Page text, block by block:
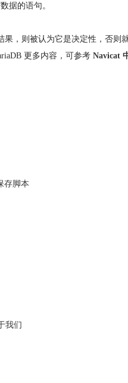
据的语句。
，则被认为它是决定性，否则
更多内容，可参考 Navicat
存脚本
我们